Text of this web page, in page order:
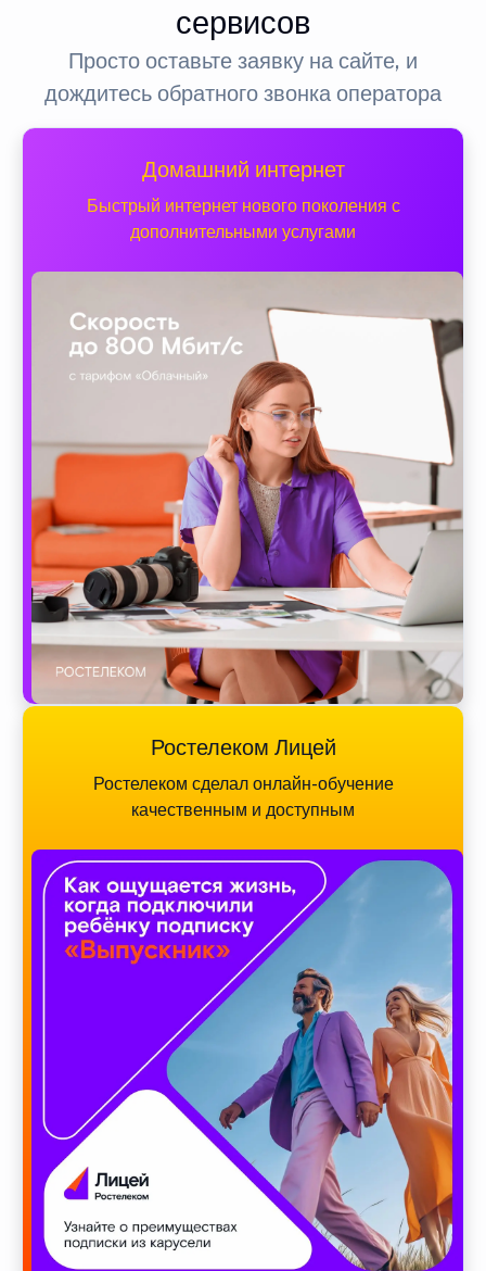
сервисов
Просто оставьте заявку на сайте, и
дождитесь обратного звонка оператора
Домашний интернет
Быстрый интернет нового поколения с
дополнительными услугами
Ростелеком Лицей
Ростелеком сделал онлайн-обучение
качественным и доступным